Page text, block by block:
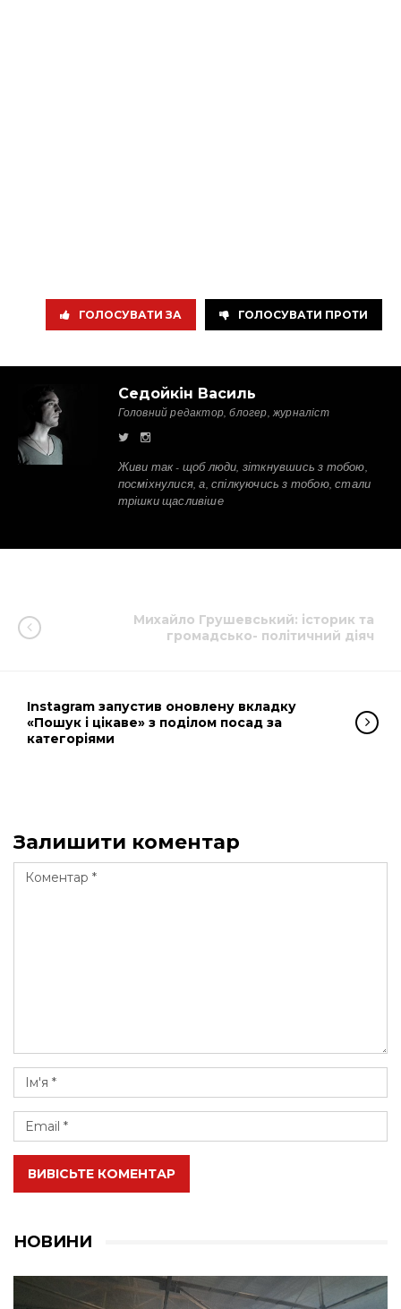
ГОЛОСУВАТИ ЗА ГОЛОСУВАТИ ПРОТИ
Седойкін Василь
Головний редактор, блогер, журналіст
Живи так - щоб люди, зіткнувшись з тобою,
посміхнулися, а, спілкуючись з тобою, стали
трішки щасливіше
Михайло Грушевський: історик та
громадсько- політичний діяч
Instagram запустив оновлену вкладку
«Пошук і цікаве» з поділом посад за
категоріями
Залишити коментар
ВИВІСЬТЕ КОМЕНТАР
НОВИНИ